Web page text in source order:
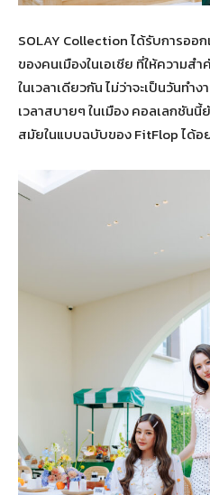
SOLAY Collection ได้รับการออ
ของคนเมืองในเอเชีย ที่ให้ความ
ในเวลาเดียวกัน ไม่ว่าจะเป็นวันท
เวลาสบายๆ ในเมือง คอลเลกชั
สมัยในแบบฉบับของ FitFlop ได้อ